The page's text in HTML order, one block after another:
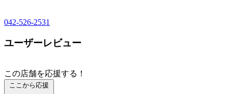
042-526-2531
ユーザーレビュー
この店舗を応援する！
ここから応援